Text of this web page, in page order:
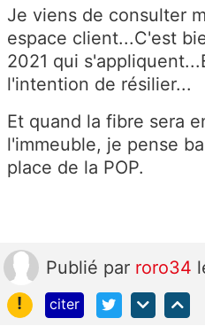
Je viens de consulter
espace client...C'est
2021 qui
l'intention de résilier...
Et quand la fibre sera
l'immeuble, je pense
place de la POP.
Publié par roro34
!
citer